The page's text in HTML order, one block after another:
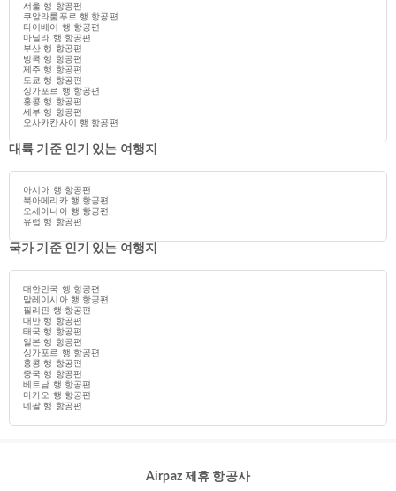
서울 행 항공편
쿠알라룸푸르 행 항공편
타이베이 행 항공편
마닐라 행 항공편
부산 행 항공편
방콕 행 항공편
제주 행 항공편
도쿄 행 항공편
싱가포르 행 항공편
홍콩 행 항공편
세부 행 항공편
오사카칸사이 행 항공편
대륙 기준 인기 있는 여행지
아시아 행 항공편
북아메리카 행 항공편
오세아니아 행 항공편
유럽 행 항공편
국가 기준 인기 있는 여행지
대한민국 행 항공편
말레이시아 행 항공편
필리핀 행 항공편
대만 행 항공편
태국 행 항공편
일본 행 항공편
싱가포르 행 항공편
홍콩 행 항공편
중국 행 항공편
베트남 행 항공편
마카오 행 항공편
네팔 행 항공편
Airpaz 제휴 항공사